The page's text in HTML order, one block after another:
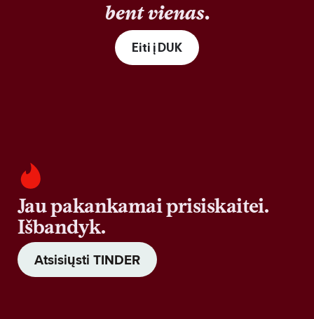
bent vienas.
Eiti į DUK
Jau pakankamai prisiskaitei.
Išbandyk.
Atsisiųsti TINDER